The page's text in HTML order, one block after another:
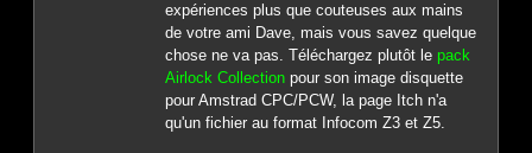
expériences plus que couteuses aux mains
de votre ami Dave, mais vous savez quelque
chose ne va pas. Téléchargez plutôt le pack
Airlock Collectionpour son image disquette
pour Amstrad CPC/PCW, la page Itch n'a
qu'un fichier au format Infocom Z3 et Z5.